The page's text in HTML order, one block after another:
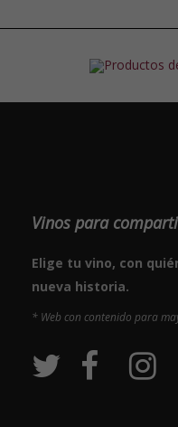
Vinos para
Elige tu vino, con
nueva historia.
* Web con contenido para